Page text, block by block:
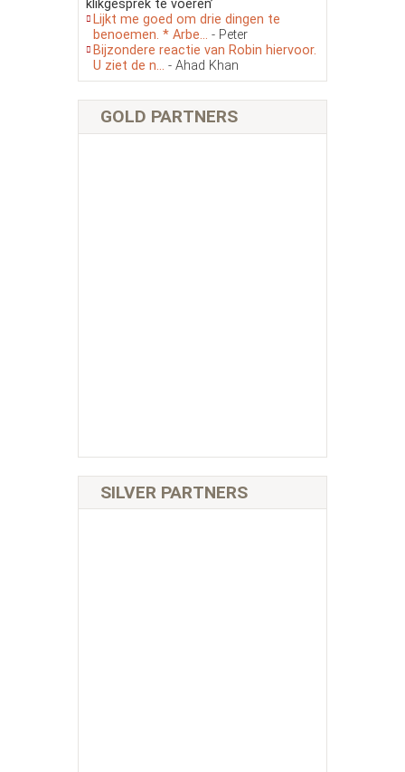
klikgesprek te voeren’
Lijkt me goed om drie dingen te
benoemen. * Arbe... - Peter
Bijzondere reactie van Robin hiervoor.
U ziet de n... - Ahad Khan
GOLD PARTNERS
SILVER PARTNERS